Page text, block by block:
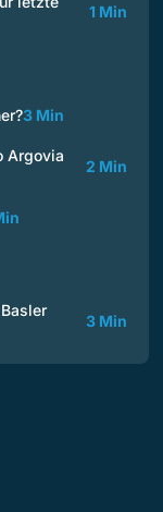
1 Min
3 Min
Argovia
2 Min
3 Min